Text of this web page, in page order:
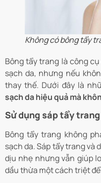
Không có bông tẩy
Bông tẩy trang là công
sạch da, nhưng nếu
thay thế. Dưới đây là
sạch da hiệu quả mà
Sử dụng sáp tẩy
Bông tẩy trang không
sạch da. Sáp tẩy trang và
dịu nhẹ nhưng vẫn giúp
dầu thừa một cách triệt